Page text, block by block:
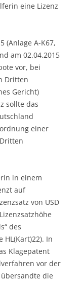
eine Lizenz
(Anlage A-K67,
am 02.04.2015
vor, bei
Dritten
Gericht)
sollte das
einer
in einem
auf
von USD
des
HL(Kart)22). In
Klagepatent
vor der
die